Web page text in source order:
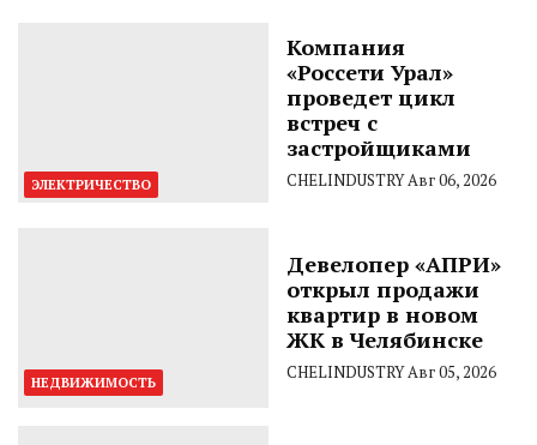
ЭЛЕКТРИЧЕСТВО
Компания
«Россети Урал»
проведет цикл
встреч с
застройщиками
CHELINDUSTRYАвг 06, 2026
НЕДВИЖИМОСТЬ
Девелопер «АПРИ»
открыл продажи
квартир в новом
ЖК в Челябинске
CHELINDUSTRYАвг 05, 2026